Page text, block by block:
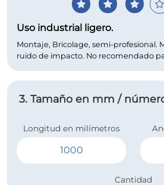
Uso industrial ligero.
Montaje, Bricolage, semi-profesional.
ruido de impacto. No recomendado
3. Tamaño en mm /
Longitud en milímetros
Cantidad